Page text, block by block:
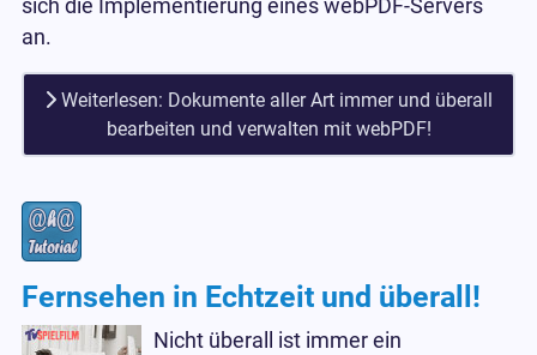
sich die Implementierung eines webPDF-Servers
an.
Weiterlesen: Dokumente aller Art immer und überall
bearbeiten und verwalten mit webPDF!
Fernsehen in Echtzeit und überall!
Nicht überall ist immer ein